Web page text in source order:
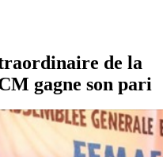
de la
gagne son pari